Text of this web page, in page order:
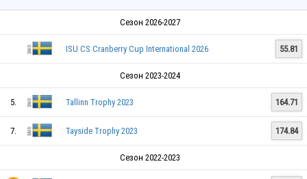
Сезон 2026-2027
ISU CS Cranberry Cup International 2026 55.81
Сезон 2023-2024
5. Tallinn Trophy 2023 164.71
7. Tayside Trophy 2023 174.84
Сезон 2022-2023